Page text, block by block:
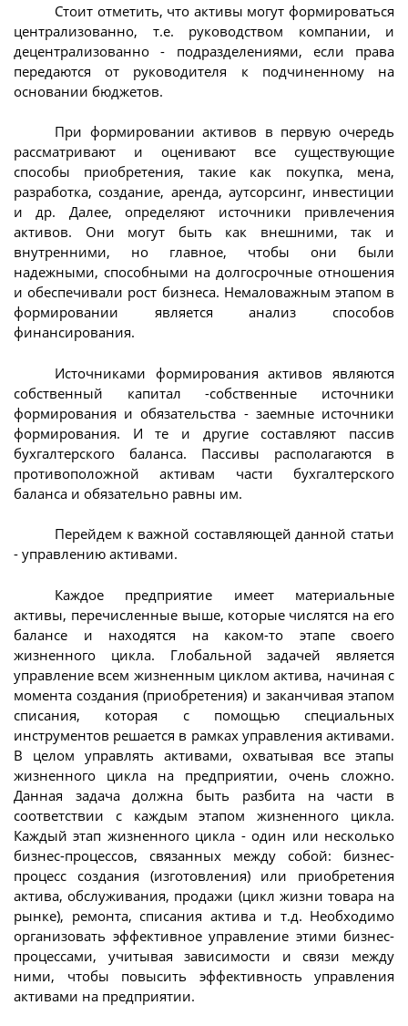
Стоит отметить, что активы могут формироваться
централизованно, т.е. руководством компании, и
децентрализованно - подразделениями, если права
передаются от руководителя к подчиненному на
основании бюджетов.
При формировании активов в первую очередь
рассматривают и оценивают все существующие
способы приобретения, такие как покупка, мена,
разработка, создание, аренда, аутсорсинг, инвестиции
и др. Далее, определяют источники привлечения
активов. Они могут быть как внешними, так и
внутренними, но главное, чтобы они были
надежными, способными на долгосрочные отношения
и обеспечивали рост бизнеса. Немаловажным этапом в
формировании является анализ способов
финансирования.
Источниками формирования активов являются
собственный капитал -собственные источники
формирования и обязательства - заемные источники
формирования. И те и другие составляют пассив
бухгалтерского баланса. Пассивы располагаются в
противоположной активам части бухгалтерского
баланса и обязательно равны им.
Перейдем к важной составляющей данной статьи
- управлению активами.
Каждое предприятие имеет материальные
активы, перечисленные выше, которые числятся на его
балансе и находятся на каком-то этапе своего
жизненного цикла. Глобальной задачей является
управление всем жизненным циклом актива, начиная с
момента создания (приобретения) и заканчивая этапом
списания, которая с помощью специальных
инструментов решается в рамках управления активами.
В целом управлять активами, охватывая все этапы
жизненного цикла на предприятии, очень сложно.
Данная задача должна быть разбита на части в
соответствии с каждым этапом жизненного цикла.
Каждый этап жизненного цикла - один или несколько
бизнес-процессов, связанных между собой: бизнес-
процесс создания (изготовления) или приобретения
актива, обслуживания, продажи (цикл жизни товара на
рынке), ремонта, списания актива и т.д. Необходимо
организовать эффективное управление этими бизнес-
процессами, учитывая зависимости и связи между
ними, чтобы повысить эффективность управления
активами на предприятии.